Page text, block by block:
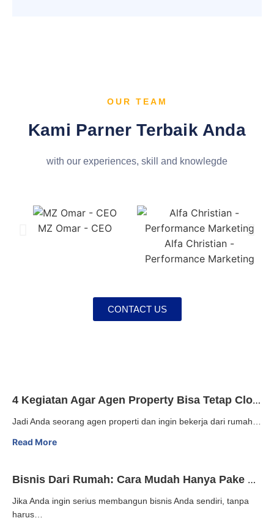
OUR TEAM
Kami Parner Terbaik Anda
with our experiences, skill and knowlegde
MZ Omar - CEO
Alfa Christian -
Performance Marketing
CONTACT US
4 Kegiatan Agar Agen Property Bisa Tetap Closing Milyaran Saat Kerja Dari Rumah
Jadi Anda seorang agen properti dan ingin bekerja dari rumah…
Read More
Bisnis Dari Rumah: Cara Mudah Hanya Pake Laptop, HP dan Kuota Internet (TRUE STORY)
Jika Anda ingin serius membangun bisnis Anda sendiri, tanpa
harus…